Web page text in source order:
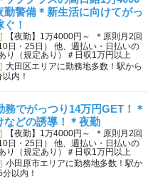
勤警備＊新生活に向けてがっ
！
【夜勤】1万4000円～ ＊原則月2回
日・25日） 他、週払い・日払いの
り（規定あり）＃日収1万円以上
大田区エリアに勤務地多数！駅から
内！
務でがっつり14万円GET！＊
などの誘導！＊夜勤
【夜勤】1万4000円～ ＊原則月2回
日・25日） 他、週払い・日払いの
り（規定あり）＃日収1万円以上
小田原市エリアに勤務地多数！駅か
以内！